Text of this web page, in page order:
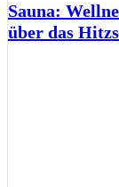
Sauna:
über das